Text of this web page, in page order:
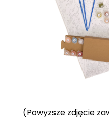
(Powyższe zdjęcie